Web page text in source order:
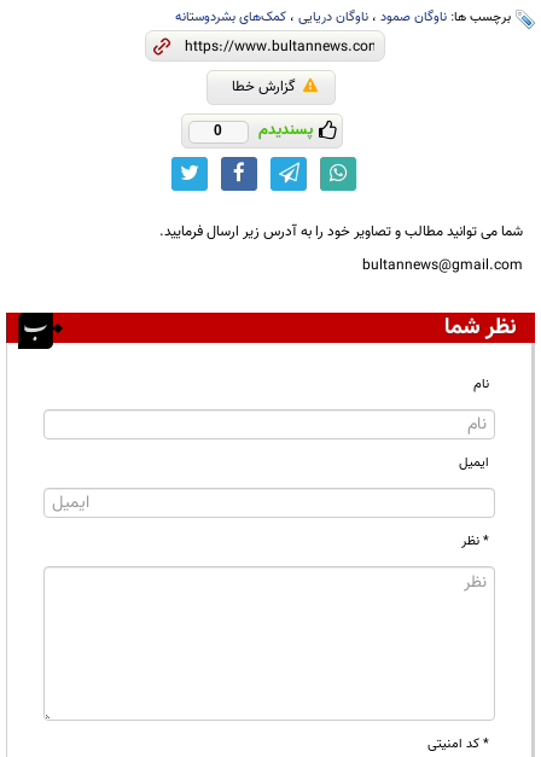
برچسب ها: ناوگان صمود ، ناوگان دریایی ، کمک‌های بشردوستانه
گزارش خطا
پسندیدم 0
شما می توانید مطالب و تصاویر خود را به آدرس زیر ارسال فرمایید.
bultannews@gmail.com
نظر شما
نام
ایمیل
* نظر
* کد امنیتی